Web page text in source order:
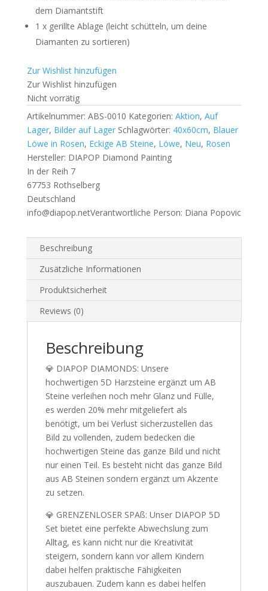
dem Diamantstift
1 x gerillte Ablage (leicht schütteln, um deine
Diamanten zu sortieren)
Zur Wishlist hinzufügen
Zur Wishlist hinzufügen
Nicht vorrätig
Artikelnummer: ABS-0010 Kategorien: Aktion, Auf
Lager, Bilder auf Lager Schlagwörter: 40x60cm, Blauer
Löwe in Rosen, Eckige AB Steine, Löwe, Neu, Rosen
Hersteller: DIAPOP Diamond Painting
In der Reih 7
67753 Rothselberg
Deutschland
info@diapop.netVerantwortliche Person: Diana Popovic
Beschreibung
Zusätzliche Informationen
Produktsicherheit
Reviews (0)
Beschreibung
💎 DIAPOP DIAMONDS: Unsere
hochwertigen 5D Harzsteine ergänzt um AB
Steine verleihen noch mehr Glanz und Fülle,
es werden 20% mehr mitgeliefert als
benötigt, um bei Verlust sicherzustellen das
Bild zu vollenden, zudem bedecken die
hochwertigen Steine das ganze Bild und nicht
nur einen Teil. Es besteht nicht das ganze Bild
aus AB Steinen sondern ergänzt um Akzente
zu setzen.
💎 GRENZENLOSER SPAß: Unser DIAPOP 5D
Set bietet eine perfekte Abwechslung zum
Alltag, es kann nicht nur die Kreativität
steigern, sondern kann vor allem Kindern
dabei helfen praktische Fähigkeiten
auszubauen. Zudem kann es dabei helfen